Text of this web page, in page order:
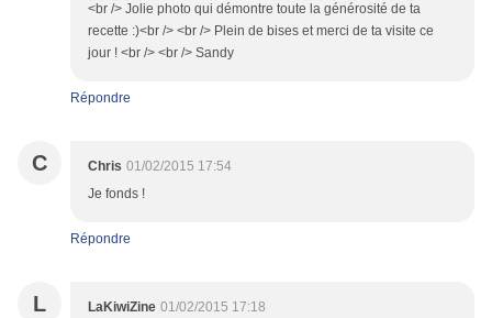
<br /> Jolie photo qui démontre toute la générosité de ta
recette :)<br /> <br /> Plein de bises et merci de ta visite ce
jour ! <br /> <br /> Sandy
Répondre
C Chris 01/02/2015 17:54
Je fonds !
Répondre
L LaKiwiZine 01/02/2015 17:18